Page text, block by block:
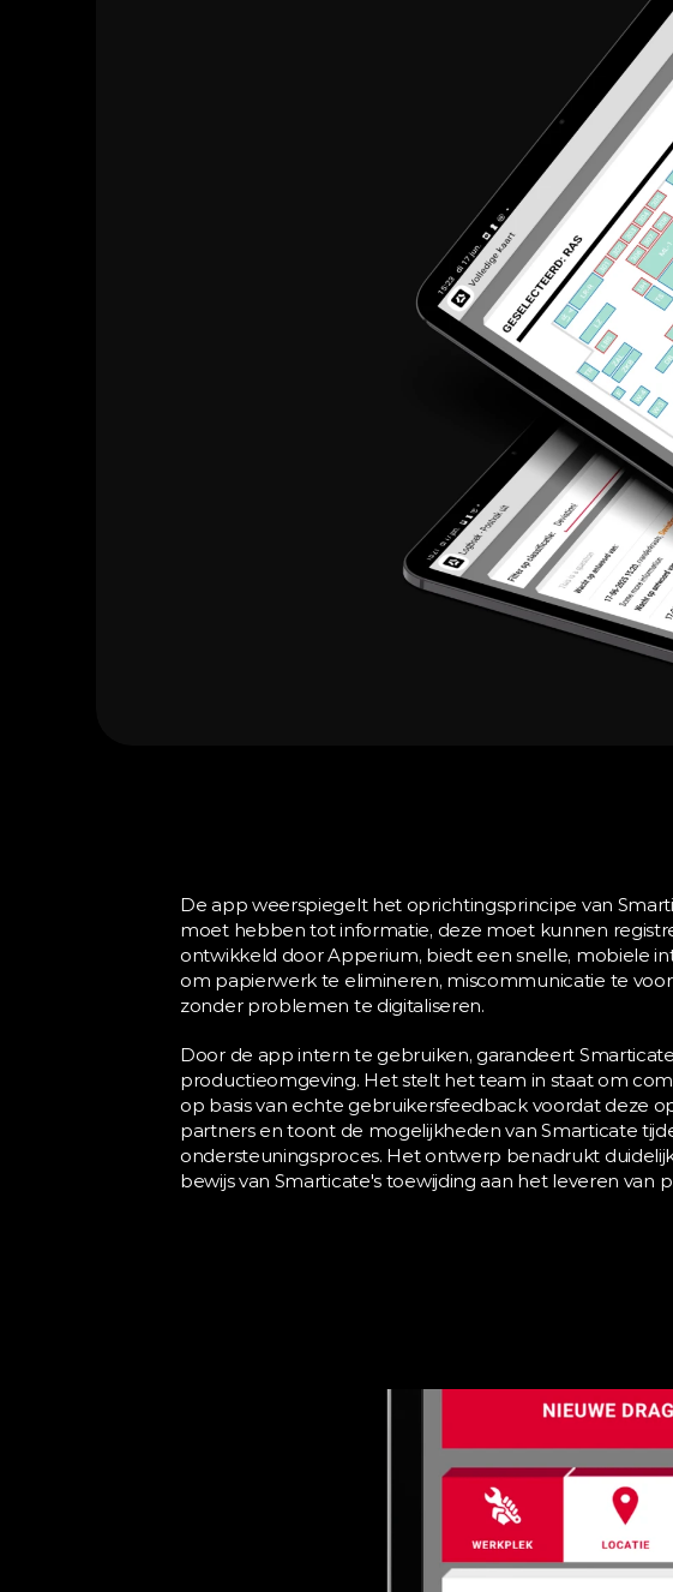
De app weerspiegelt het oprichtingsprincipe van
moet hebben tot informatie, deze moet kunnen
ontwikkeld door Apperium, biedt een snelle, mobiele
om papierwerk te elimineren, miscommunicatie te
zonder problemen te digitaliseren.
Door de app intern te gebruiken, garandeert
productieomgeving. Het stelt het team in staat om
op basis van echte gebruikersfeedback voordat deze
partners en toont de mogelijkheden van Smarticate
ondersteuningsproces. Het ontwerp benadrukt
bewijs van Smarticate's toewijding aan het leveren van